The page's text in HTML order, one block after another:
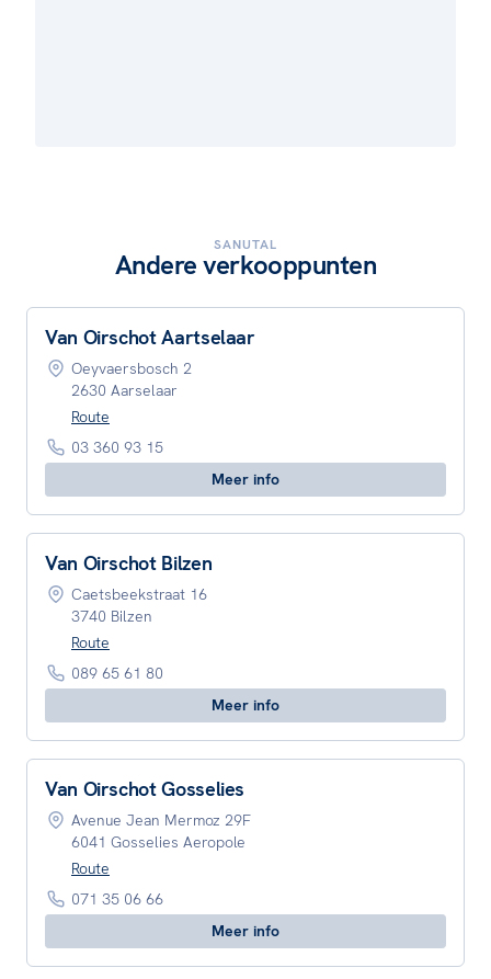
SANUTAL
Andere verkooppunten
Van Oirschot Aartselaar
Oeyvaersbosch 2
2630 Aarselaar
Route
03 360 93 15
Meer info
Van Oirschot Bilzen
Caetsbeekstraat 16
3740 Bilzen
Route
089 65 61 80
Meer info
Van Oirschot Gosselies
Avenue Jean Mermoz 29F
6041 Gosselies Aeropole
Route
071 35 06 66
Meer info